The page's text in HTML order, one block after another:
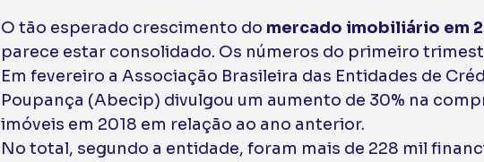
O tão esperado crescimento do mercado imobiliário em
parece estar consolidado. Os números do primeiro
Em fevereiro a Associação Brasileira das Entidades de
Poupança (Abecip) divulgou um aumento de 30% na
imóveis em 2018 em relação ao ano anterior.
No total, segundo a entidade, foram mais de 228 mil